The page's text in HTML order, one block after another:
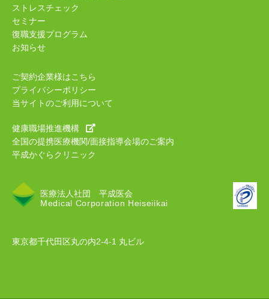
ストレスチェック
セミナー
復職支援プログラム
お知らせ
ご契約企業様はこちら
プライバシーポリシー
当サイトのご利用について
健康職場推進機構
全国の提携医療機関/面接指導会場のご案内
平成かぐらクリニック
医療法人社団 平成医会
Medical Corporation Heiseiikai
東京都千代田区丸の内2-4-1 丸ビル